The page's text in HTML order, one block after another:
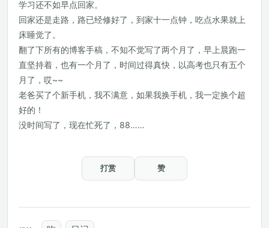
学习还不如早点回家。
回家还是走路，路已经修好了，到家十一点钟，吃点水果就上
床睡觉了。
翻了下所有的博客手稿，不知不觉写了两个月了，早上晨跑一
直坚持着，也有一个月了，时间过得真快，以高考也只有五个
月了，哎~~
老爸买了个新手机，我不满意，如果我换手机，我一定换个超
好的！
没时间写了，现在忙死了，88……
打赏 赞